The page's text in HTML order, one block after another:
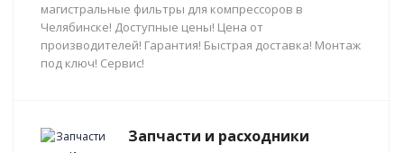
магистральные фильтры для компрессоров в
Челябинске! Доступные цены! Цена от
производителей! Гарантия! Быстрая доставка! Монтаж
под ключ! Сервис!
Запчасти и расходники